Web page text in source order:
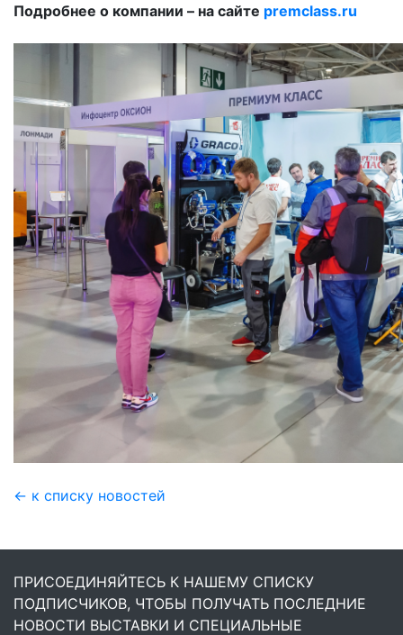
Подробнее о компании – на сайте premclass.ru
← к списку новостей
ПРИСОЕДИНЯЙТЕСЬ К НАШЕМУ СПИСКУ
ПОДПИСЧИКОВ, ЧТОБЫ ПОЛУЧАТЬ ПОСЛЕДНИЕ
НОВОСТИ ВЫСТАВКИ И СПЕЦИАЛЬНЫЕ